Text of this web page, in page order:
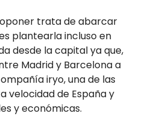
trata de abarcar
plantearla incluso en
desde la capital ya que,
Madrid y Barcelona a
iryo, una de las
velocidad de España y
y económicas.